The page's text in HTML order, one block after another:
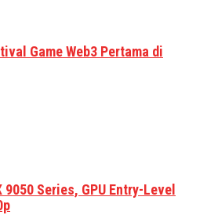
Game Web3 Pertama di
Series, GPU Entry-Level